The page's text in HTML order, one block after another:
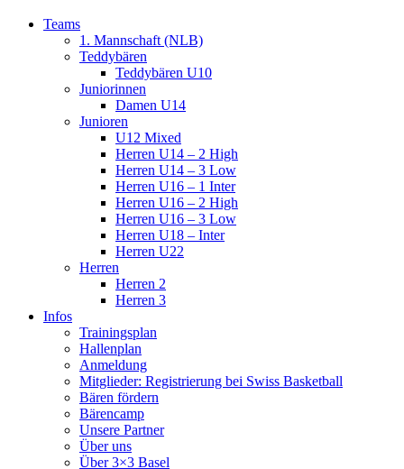
Teams
1. Mannschaft (NLB)
Teddybären
Teddybären U10
Juniorinnen
Damen U14
Junioren
U12 Mixed
Herren U14 – 2 High
Herren U14 – 3 Low
Herren U16 – 1 Inter
Herren U16 – 2 High
Herren U16 – 3 Low
Herren U18 – Inter
Herren U22
Herren
Herren 2
Herren 3
Infos
Trainingsplan
Hallenplan
Anmeldung
Mitglieder: Registrierung bei Swiss Basketball
Bären fördern
Bärencamp
Unsere Partner
Über uns
Über 3×3 Basel